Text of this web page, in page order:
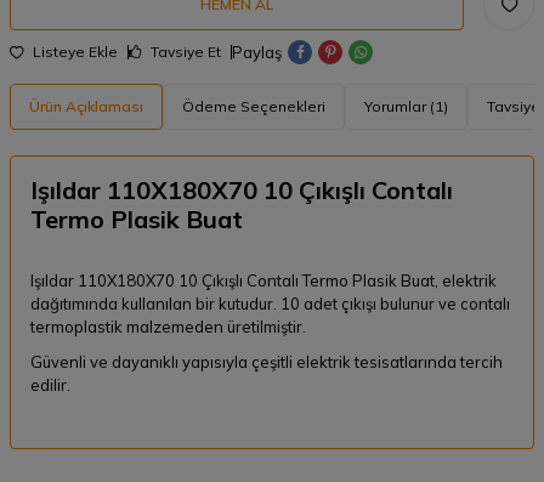
HEMEN AL
Listeye Ekle Tavsiye Et Paylaş
Ürün Açıklaması Ödeme Seçenekleri Yorumlar (1) Tavsiye
Işıldar 110X180X70 10 Çıkışlı Contalı
Termo Plasik Buat
Işıldar 110X180X70 10 Çıkışlı Contalı Termo Plasik Buat, elektrik
dağıtımında kullanılan bir kutudur. 10 adet çıkışı bulunur ve contalı
termoplastik malzemeden üretilmiştir.
Güvenli ve dayanıklı yapısıyla çeşitli elektrik tesisatlarında tercih
edilir.